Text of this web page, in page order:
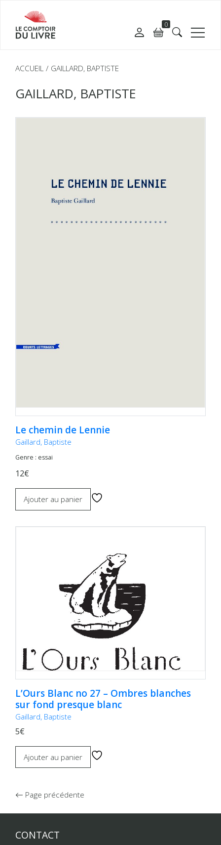
0
ACCUEIL GAILLARD, BAPTISTE
GAILLARD, BAPTISTE
Le chemin de Lennie
Gaillard, Baptiste
Genre : essai
12€
Ajouter au panier
L’Ours Blanc no 27 – Ombres blanches
sur fond presque blanc
Gaillard, Baptiste
5€
Ajouter au panier
Page précédente
CONTACT